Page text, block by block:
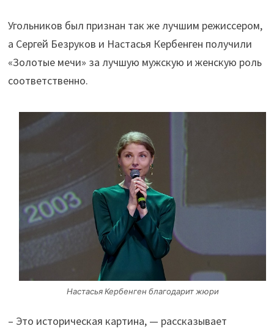
Угольников был признан так же лучшим режиссером,
а Сергей Безруков и Настасья Кербенген получили
«Золотые мечи» за лучшую мужскую и женскую роль
соответственно.
Настасья Кербенген благодарит жюри
– Это историческая картина, — рассказывает